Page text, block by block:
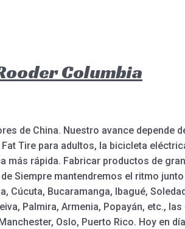
Columbia
de China. Nuestro avance depende
Tire para adultos, la bicicleta
rápida. Fabricar productos de
Siempre mantendremos el ritmo
Bucaramanga, Ibagué,
Palmira, Armenia, Popayán, etc.,
Oslo, Puerto Rico. Hoy en